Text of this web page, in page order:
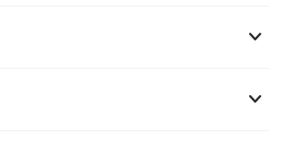
keyboard_arrow_down
keyboard_arrow_down